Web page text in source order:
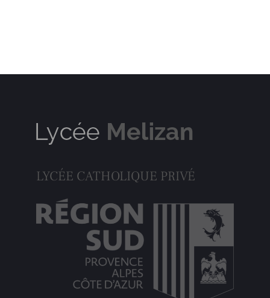
LYCÉE CATHOLIQUE PRIVÉ